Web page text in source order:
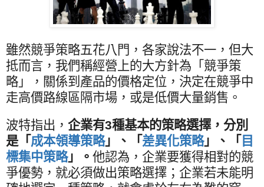
雖然競爭策略五花八門，各家說法不一，但大
抵而言，我們稱經營上的大方針為「競爭策
略」，關係到產品的價格定位，決定在競爭中
走高價路線區隔市場，或是低價大量銷售。
波特指出， 企業有3種基本的策略選擇，分別
是「 成本領導策略」、「 差異化策略」、「 目
標集中策略」。 他認為，企業要獲得相對的競
爭優勢，就必須做出策略選擇；企業若未能明